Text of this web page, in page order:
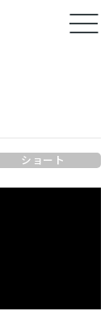
ショート